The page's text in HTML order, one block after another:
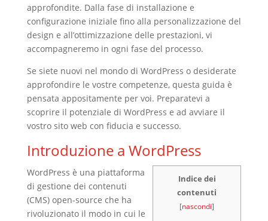
approfondite. Dalla fase di installazione e
configurazione iniziale fino alla personalizzazione del
design e all’ottimizzazione delle prestazioni, vi
accompagneremo in ogni fase del processo.
Se siete nuovi nel mondo di WordPress o desiderate
approfondire le vostre competenze, questa guida è
pensata appositamente per voi. Preparatevi a
scoprire il potenziale di WordPress e ad avviare il
vostro sito web con fiducia e successo.
Introduzione a WordPress
Indice dei
contenuti
[nascondi]
WordPress è una piattaforma
di gestione dei contenuti
(CMS) open-source che ha
rivoluzionato il modo in cui le